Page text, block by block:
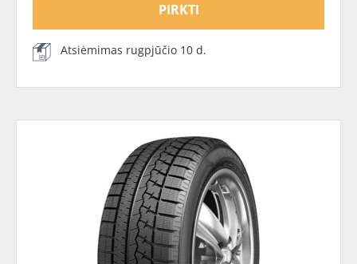
PIRKTI
Atsiėmimas rugpjūčio 10 d.